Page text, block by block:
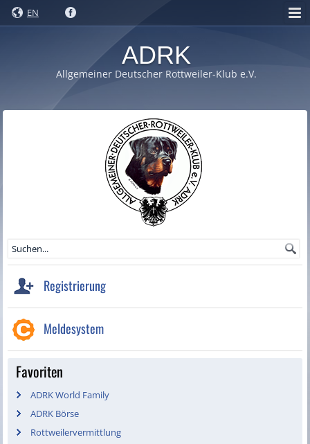
EN
ADRK
Allgemeiner Deutscher Rottweiler-Klub e.V.
Registrierung
Meldesystem
Favoriten
ADRK World Family
ADRK Börse
Rottweilervermittlung